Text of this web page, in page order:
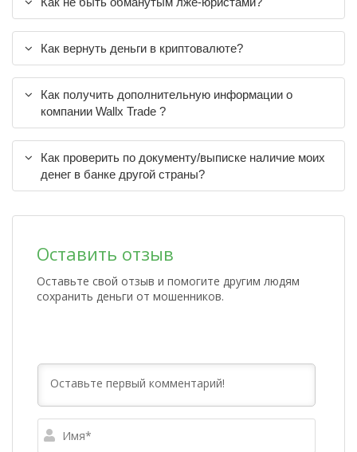
Как вернуть деньги в криптовалюте?
Как получить дополнительную информации о
компании Wallx Trade ?
Как проверить по документу/выписке наличие моих
денег в банке другой страны?
Оставить отзыв
Оставьте свой отзыв и помогите другим людям
сохранить деньги от мошенников.